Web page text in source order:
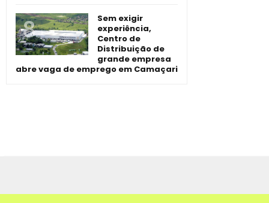
Sem exigir
experiência,
Centro de
Distribuição de
grande empresa
abre vaga de emprego em Camaçari